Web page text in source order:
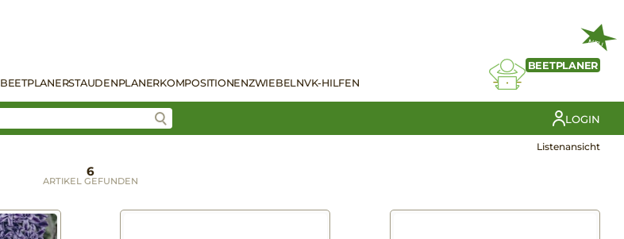
BEETPLANERSTAUDENPLANERKOMPOSITIONENZWIEBELNVK-HILFEN
NEU
BEETPLANER
LOGIN
Listenansicht
6
ARTIKEL GEFUNDEN